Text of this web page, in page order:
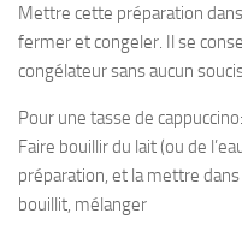
Mettre cette préparation
fermer et congeler. Il se
congélateur sans aucun
Pour une tasse de cappuccino:
Faire bouillir du lait (ou de
préparation, et la mettre dans
bouillit, mélanger